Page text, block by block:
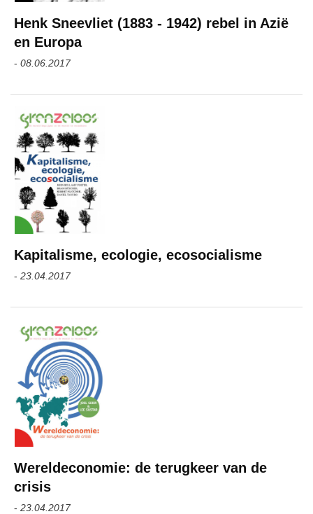
Henk Sneevliet (1883 - 1942) rebel in Azië
en Europa
- 08.06.2017
Kapitalisme, ecologie, ecosocialisme
- 23.04.2017
Wereldeconomie: de terugkeer van de
crisis
- 23.04.2017